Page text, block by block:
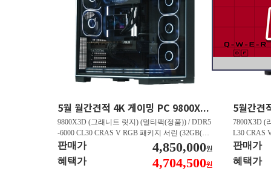
5월 월간견적 4K 게이밍 PC 9800X3D RTX 5070 Ti GY508
9800X3D (그래니트 릿지) (멀티팩(정품)) / DDR5
-6000 CL30 CRAS V RGB 패키지 서린 (32GB(16
Gx2)) / B850M AORUS ELITE WIFI6E 피씨디렉
트 / 지포스 RTX 5070 Ti GAMING OC D7 16GB
피씨디렉트 / EXCERIA 히트싱크 M.2 NVMe (2T
판매가 4,850,000원
혜택가 4,704,500원
7800X3D (
L30 CRAS
B850M
스 RTX
A 히트싱크
판매가
혜택가